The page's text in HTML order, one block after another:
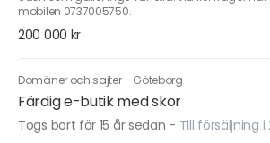
mobilen 0737005750.
200 000 kr
Domäner och sajter · Göteborg
Färdig e-butik med skor
Togs bort för 15 år sedan - Till försäljning